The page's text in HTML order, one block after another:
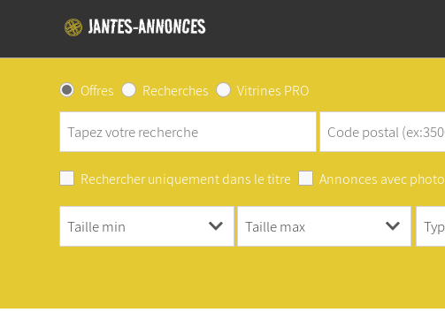
Offres Recherches Vitrines PRO
Rechercher uniquement dans le titre Annonces avec photo